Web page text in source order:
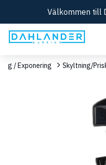
Välkommen till
/ Exponering Skyltning/